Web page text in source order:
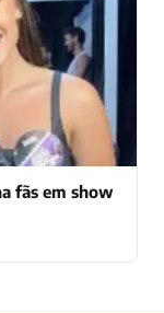
fãs em show